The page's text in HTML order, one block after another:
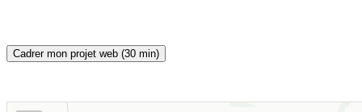
Cadrer mon projet web (30 min)